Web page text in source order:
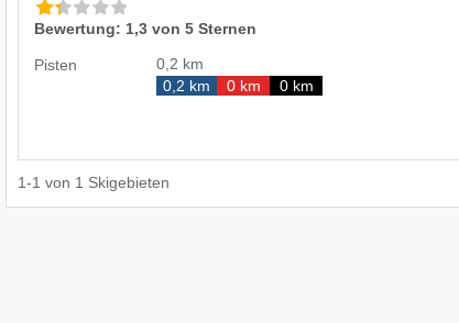
Bewertung: 1,3 von 5 Sternen
Pisten
0,2 km
0,2 km
0 km
0 km
1-1 von 1 Skigebieten